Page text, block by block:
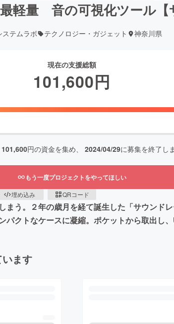
軽量 音の可視化ツール【
ステムラボ テクノロジー・ガジェット 神奈川県
現在の支援総額
101,600円
101,600円の資金を集め、 2024/04/29に募集を終了し
もう一度プロジェクトをやってほしい
埋め込み QRコード
う。２年の歳月を経て誕生した「サウンド
クトなケースに凝縮。ポケットから取出し
ます